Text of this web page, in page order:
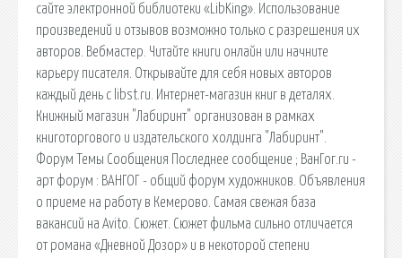
сайте электронной библиотеки «LibKing». Использование
произведений и отзывов возможно только с разрешения их
авторов. Вебмастер. Читайте книги онлайн или начните
карьеру писателя. Открывайте для себя новых авторов
каждый день с libst.ru. Интернет-магазин книг в деталях.
Книжный магазин "Лабиринт" организован в рамках
книготоргового и издательского холдинга "Лабиринт".
Форум Темы Сообщения Последнее сообщение ; ВанГог.ru -
арт форум : ВАНГОГ - общий форум художников. Объявления
о приеме на работу в Кемерово. Самая свежая база
вакансий на Avito. Сюжет. Сюжет фильма сильно отличается
от романа «Дневной Дозор» и в некоторой степени